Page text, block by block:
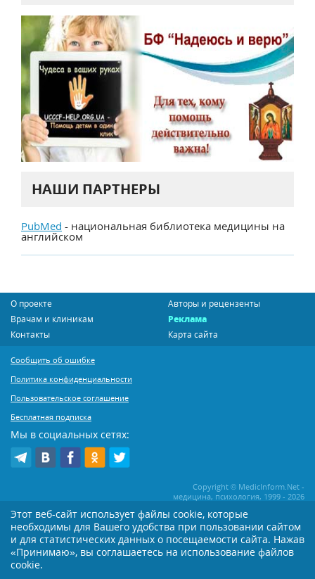
НАШИ ПАРТНЕРЫ
PubMed - национальная библиотека медицины на
английском
О проекте
Авторы и рецензенты
Врачам и клиникам
Реклама
Контакты
Карта сайта
Сообщить об ошибке
Политика конфиденциальности
Пользовательское соглашение
Бесплатная подписка
Мы в социальных сетях:
Copyright © MedicInform.Net -
медицина, психология, 1999 - 2026
Копирование или иное распространение статей нашего сайта строго
воспрещается. Копирование раздела "Новости" допускается при наличии
активной открытой для поисковиков ссылки на MedicInform.Net
Материалы на сайте представлены в справочных целях. Редакция не всегда
Этот веб-сайт использует файлы cookie, которые
необходимы для Вашего удобства при пользовании сайтом
и для статистических данных о посещаемости сайта. Нажав
«Принимаю», вы соглашаетесь на использование файлов
cookie.